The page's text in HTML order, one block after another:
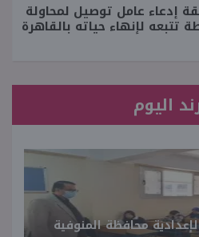
إدعاء عامل توصيل لمحاولة
تتبعه لإنهاء حياته بالقاهرة
اليوم
محافظة المنوفية